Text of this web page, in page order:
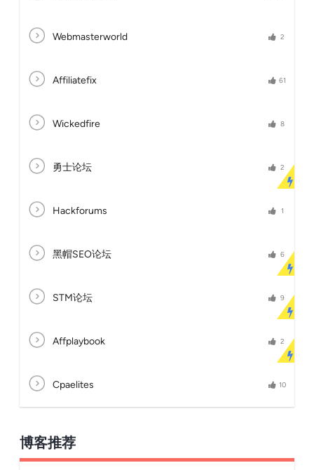
Webmasterworld 2
Affiliatefix 61
Wickedfire 8
勇士论坛 2
Hackforums 1
黑帽SEO论坛 6
STM论坛 9
Affplaybook 2
Cpaelites 10
博客推荐